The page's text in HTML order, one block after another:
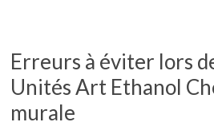
Erreurs à éviter lors
Unités Art Ethanol
murale